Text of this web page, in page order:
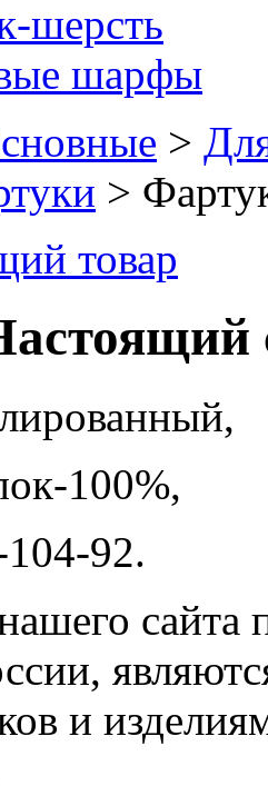
шерсть
шарфы
>
>
товар
100%,
92.
сайта
и